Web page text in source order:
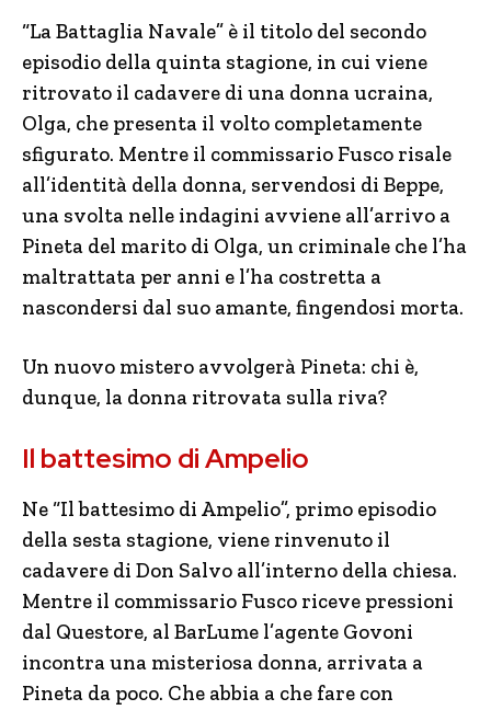
“La Battaglia Navale” è il titolo del secondo
episodio della quinta stagione, in cui viene
ritrovato il cadavere di una donna ucraina,
Olga, che presenta il volto completamente
sfigurato. Mentre il commissario Fusco risale
all’identità della donna, servendosi di Beppe,
una svolta nelle indagini avviene all’arrivo a
Pineta del marito di Olga, un criminale che l’ha
maltrattata per anni e l’ha costretta a
nascondersi dal suo amante, fingendosi morta.
Un nuovo mistero avvolgerà Pineta: chi è,
dunque, la donna ritrovata sulla riva?
Il battesimo di Ampelio
Ne “Il battesimo di Ampelio”, primo episodio
della sesta stagione, viene rinvenuto il
cadavere di Don Salvo all’interno della chiesa.
Mentre il commissario Fusco riceve pressioni
dal Questore, al BarLume l’agente Govoni
incontra una misteriosa donna, arrivata a
Pineta da poco. Che abbia a che fare con